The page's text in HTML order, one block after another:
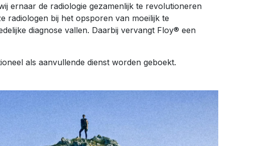
ernaar de radiologie gezamenlijk te revolutioneren
radiologen bij het opsporen van moeilijk te
diagnose vallen. Daarbij vervangt Floy® een
als aanvullende dienst worden geboekt.